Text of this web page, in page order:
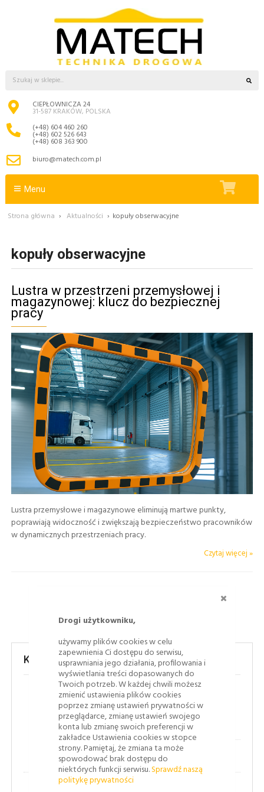
Drogi użytkowniku,
używamy plików cookies w celu
zapewnienia Ci dostępu do serwisu,
usprawniania jego działania, profilowania i
wyświetlania treści dopasowanych do
Twoich potrzeb. W każdej chwili możesz
zmienić ustawienia plików cookies
poprzez zmianę ustawień prywatności w
przeglądarce, zmianę ustawień swojego
konta lub zmianę swoich preferencji w
zakładce Ustawienia cookies w stopce
strony. Pamiętaj, że zmiana ta może
spowodować brak dostępu do
niektórych funkcji serwisu.Sprawdź naszą
politykę prywatności
CIEPŁOWNICZA 24
31-587 KRAKÓW, POLSKA
(+48) 604 460 260
(+48) 602 526 643
(+48) 608 363 900
biuro@matech.com.pl
Menu
Strona główna › Aktualności › kopuły obserwacyjne
kopuły obserwacyjne
Lustra w przestrzeni przemysłowej i
magazynowej: klucz do bezpiecznej
pracy
Lustra przemysłowe i magazynowe eliminują martwe punkty,
poprawiają widoczność i zwiększają bezpieczeństwo pracowników
w dynamicznych przestrzeniach pracy.
Czytaj więcej »
Kategorie
Bezpieczeństwo ruchu drogowego(43)
Jak to się robi(8)
Oznakowanie poziome (1)
Nowości!